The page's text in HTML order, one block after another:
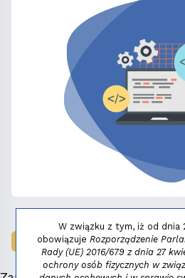
LAUREAT NAGRODY:
W związku z tym, iż od dnia
obowiązuje Rozporządzenie
Rady (UE) 2016/679 z dnia 27
ochrony osób fizycznych w